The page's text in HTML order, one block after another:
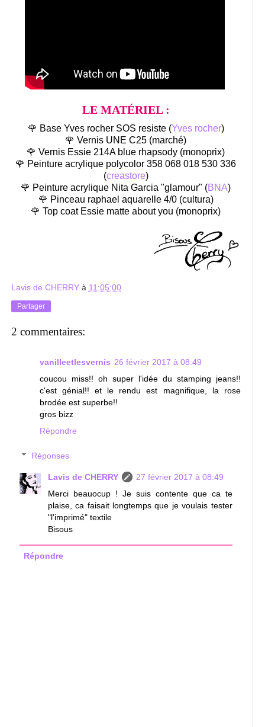
LE MATÉRIEL :
🌹 Base Yves rocher SOS resiste (Yves rocher)
🌹 Vernis UNE C25 (marché)
🌹 Vernis Essie 214A blue rhapsody (monoprix)
🌹 Peinture acrylique polycolor 358 068 018 530 336
(creastore)
🌹 Peinture acrylique Nita Garcia "glamour" (BNA)
🌹 Pinceau raphael aquarelle 4/0 (cultura)
🌹 Top coat Essie matte about you (monoprix)
Lavis de CHERRY à 11:05:00
Partager
2 commentaires:
vanilleetlesvernis 26 février 2017 à 08:49
coucou miss!! oh super l'idée du stamping jeans!!
c'est génial!! et le rendu est magnifique, la rose
brodée est superbe!!
gros bizz
Répondre
Réponses
Lavis de CHERRY
27 février 2017 à 08:49
Merci beauocup ! Je suis contente que ca te
plaise, ca faisait longtemps que je voulais tester
"l'imprimé" textile
Bisous
Répondre